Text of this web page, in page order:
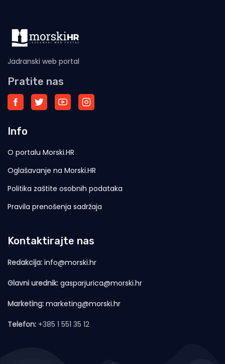
Jadranski web portal
Pratite nas
Info
O portalu Morski.HR
Oglašavanje na Morski.HR
Politika zaštite osobnih podataka
Pravila prenošenja sadržaja
Kontaktirajte nas
Redakcija: info@morski.hr
Glavni urednik: gasparjurica@morski.hr
Marketing: marketing@morski.hr
Telefon: +385 1 551 35 12